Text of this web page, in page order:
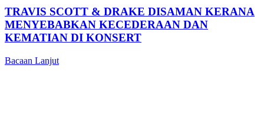
TRAVIS SCOTT & DRAKE DISAMAN KERANA
MENYEBABKAN KECEDERAAN DAN
KEMATIAN DI KONSERT
Bacaan Lanjut